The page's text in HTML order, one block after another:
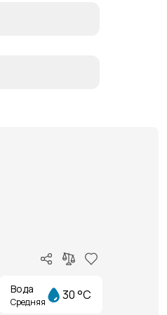
Вода
Средняя 30 °C